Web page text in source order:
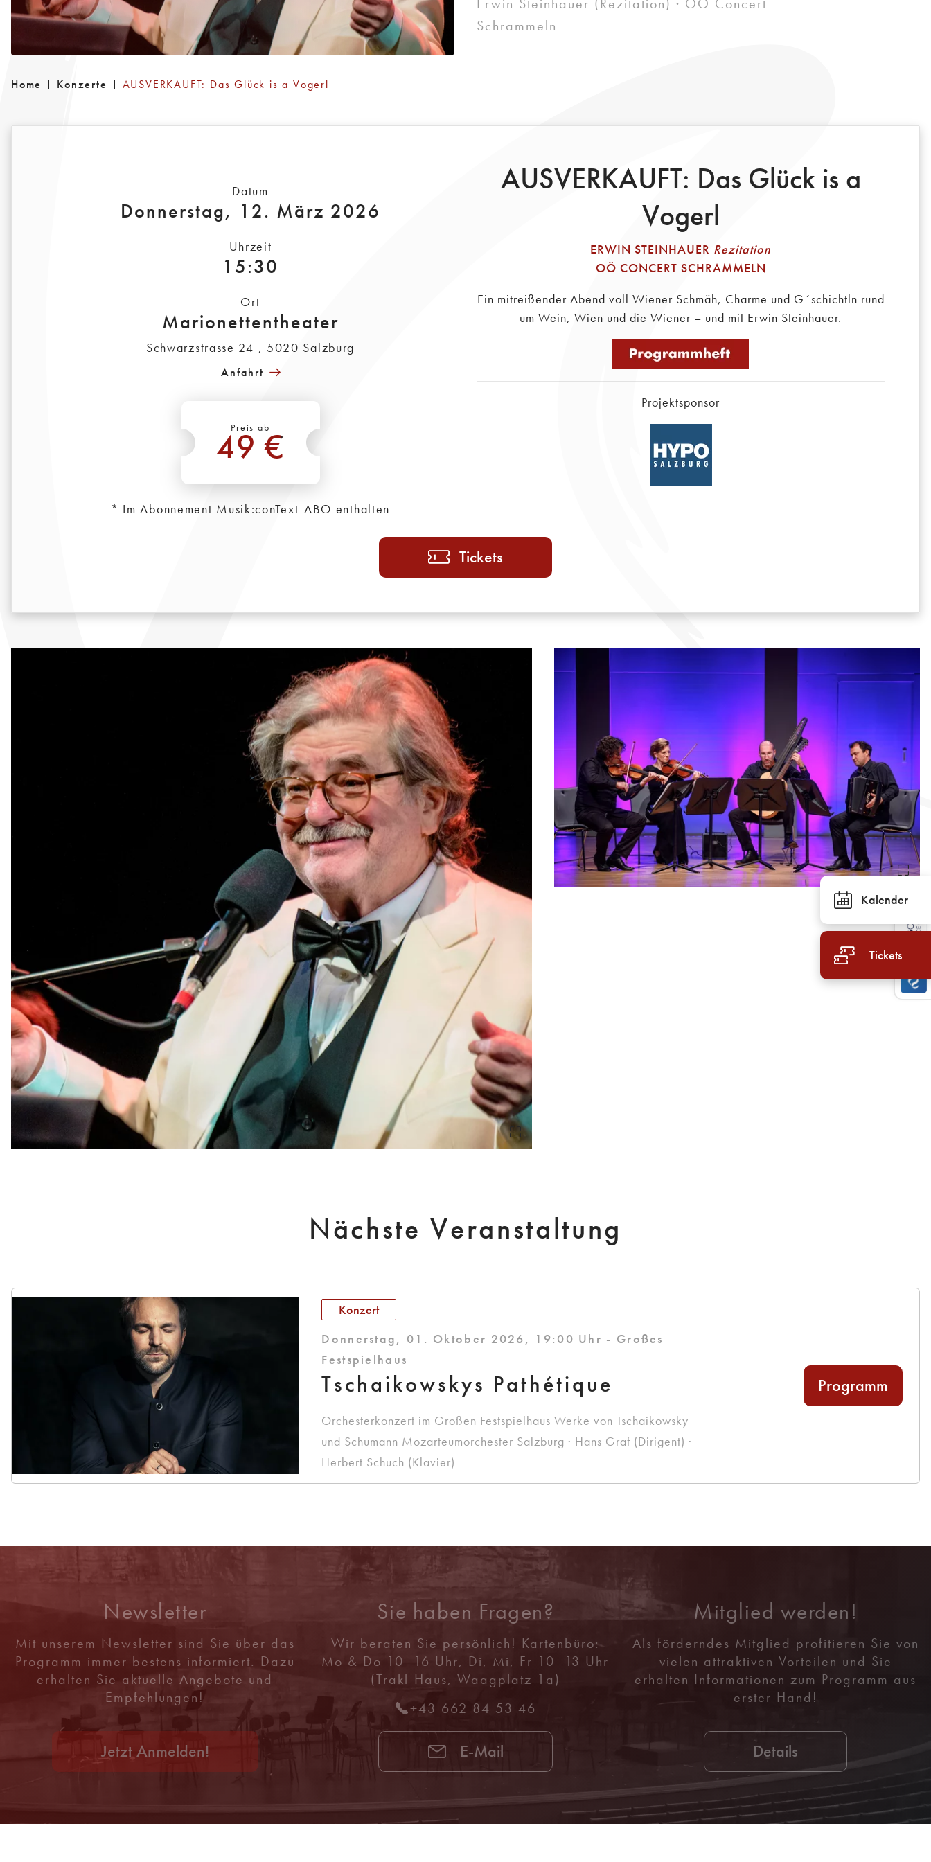
Schrammeln
Home Konzerte AUSVERKAUFT: Das Glück is a Vogerl
Datum
Donnerstag, 12. März 2026
Uhrzeit
15:30
Ort
Marionettentheater
Schwarzstrasse 24 , 5020 Salzburg
Anfahrt
Preis ab
49 €
*
* Im Abonnement Musik:conText-ABO enthalten
AUSVERKAUFT: Das Glück is a
Vogerl
ERWIN STEINHAUER Rezitation
OÖ CONCERT SCHRAMMELN
Ein mitreißender Abend voll Wiener Schmäh, Charme und G´schichtln rund
um Wein, Wien und die Wiener – und mit Erwin Steinhauer.
Projektsponsor
Tickets
Nächste Veranstaltung
Konzert
Donnerstag, 01. Oktober 2026, 19:00 Uhr - Großes
Festspielhaus
Tschaikowskys Pathétique
Orchesterkonzert im Großen Festspielhaus Werke von Tschaikowsky
und Schumann Mozarteumorchester Salzburg · Hans Graf (Dirigent) ·
Herbert Schuch (Klavier)
Programm
Kalender
Tickets
Newsletter
Mit unserem Newsletter sind Sie über das
Programm immer bestens informiert. Dazu
erhalten Sie aktuelle Angebote und
Empfehlungen!
Jetzt Anmelden!
Sie haben Fragen?
Wir beraten Sie persönlich! Kartenbüro:
Mo & Do 10–16 Uhr, Di, Mi, Fr 10–13 Uhr
(Trakl-Haus, Waagplatz 1a)
+43 662 84 53 46
E-Mail
Mitglied werden!
Als förderndes Mitglied profitieren Sie von
vielen attraktiven Vorteilen und Sie
erhalten Informationen zum Programm aus
erster Hand!
Details